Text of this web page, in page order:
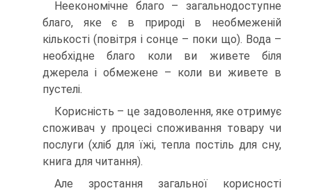
Неекономічне благо – загальнодоступне
благо, яке є в природі в необмеженій
кількості (повітря і сонце – поки що). Вода –
необхідне благо коли ви живете біля
джерела і обмежене – коли ви живете в
пустелі.
Корисність – це задоволення, яке отримує
споживач у процесі споживання товару чи
послуги (хліб для їжі, тепла постіль для сну,
книга для читання).
Але зростання загальної корисності